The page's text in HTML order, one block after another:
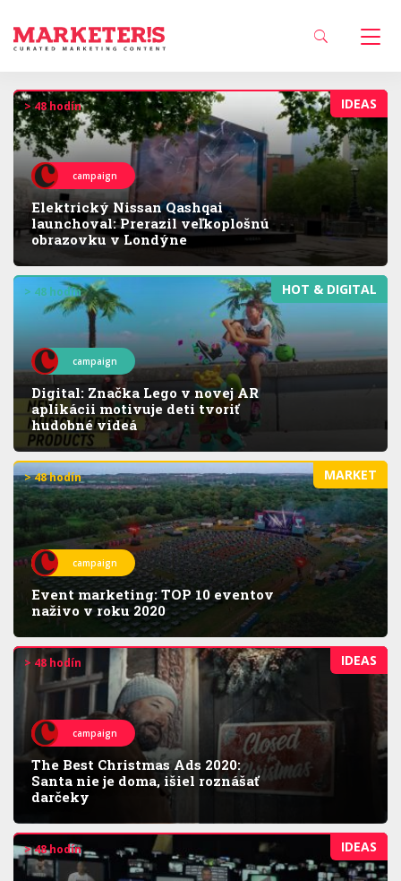
IDEAS
> 48 hodín
campaign
Elektrický Nissan Qashqai
launchoval: Prerazil veľkoplošnú
obrazovku v Londýne
HOT & DIGITAL
> 48 hodín
campaign
Digital: Značka Lego v novej AR
aplikácii motivuje deti tvoriť
hudobné videá
MARKET
> 48 hodín
campaign
Event marketing: TOP 10 eventov
naživo v roku 2020
IDEAS
> 48 hodín
campaign
The Best Christmas Ads 2020:
Santa nie je doma, išiel roznášať
darčeky
IDEAS
> 48 hodín